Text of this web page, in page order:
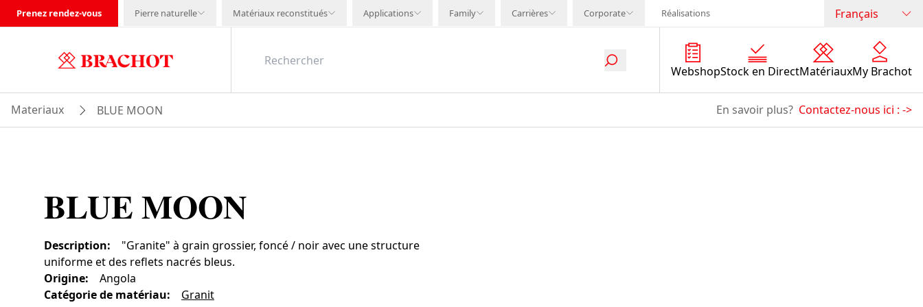
Prenez rendez-vous Pierre naturelle Matériaux reconstitués Applications Family Carrières Corporate Réalisations Français
WebshopStock en DirectMatériauxMy Brachot
Materiaux BLUE MOON En savoir plus? Contactez-nous ici : ->
BLUE MOON
Description:
"Granite" à grain grossier, foncé / noir avec une structure
uniforme et des reflets nacrés bleus.
Origine:
Angola
Catégorie de matériau: Granit